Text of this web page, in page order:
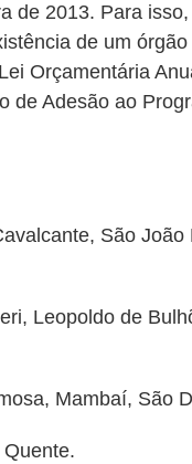
de 2013. Para
de um
Orçamentária
de Adesão ao
São João
Leopoldo de
Mambaí, São